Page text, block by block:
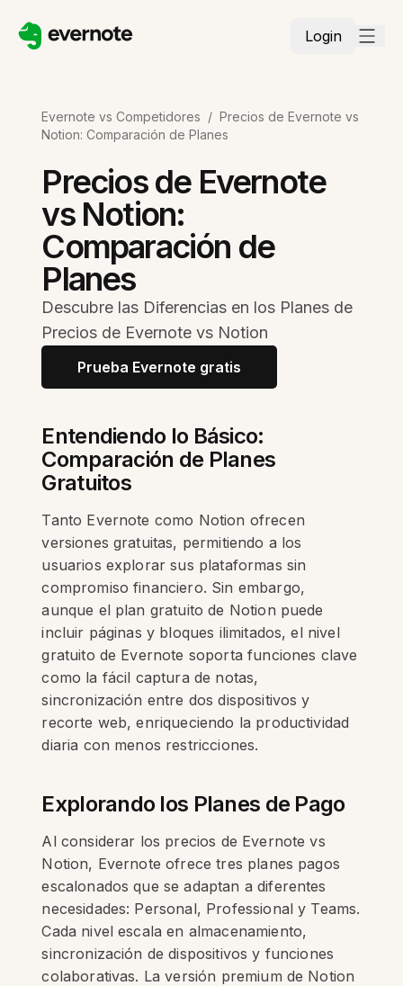
Login
Evernote vs Competidores / Precios de Evernote vs
Notion: Comparación de Planes
Precios de Evernote
vs Notion:
Comparación de
Planes
Descubre las Diferencias en los Planes de
Precios de Evernote vs Notion
Prueba Evernote gratis
Entendiendo lo Básico:
Comparación de Planes
Gratuitos
Tanto Evernote como Notion ofrecen
versiones gratuitas, permitiendo a los
usuarios explorar sus plataformas sin
compromiso financiero. Sin embargo,
aunque el plan gratuito de Notion puede
incluir páginas y bloques ilimitados, el nivel
gratuito de Evernote soporta funciones clave
como la fácil captura de notas,
sincronización entre dos dispositivos y
recorte web, enriqueciendo la productividad
diaria con menos restricciones.
Explorando los Planes de Pago
Al considerar los precios de Evernote vs
Notion, Evernote ofrece tres planes pagos
escalonados que se adaptan a diferentes
necesidades: Personal, Professional y Teams.
Cada nivel escala en almacenamiento,
sincronización de dispositivos y funciones
colaborativas. La versión premium de Notion